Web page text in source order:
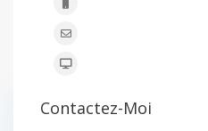
Contactez-Moi